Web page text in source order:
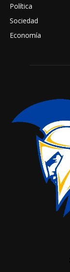
Política
Sociedad
Economía